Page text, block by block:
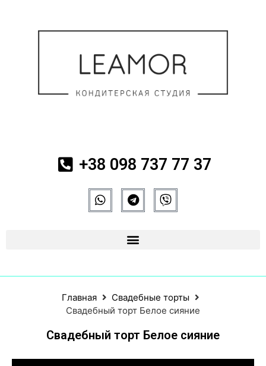
+38 098 737 77 37
Главная
Свадебные торты
Свадебный торт Белое сияние
Свадебный торт Белое сияние